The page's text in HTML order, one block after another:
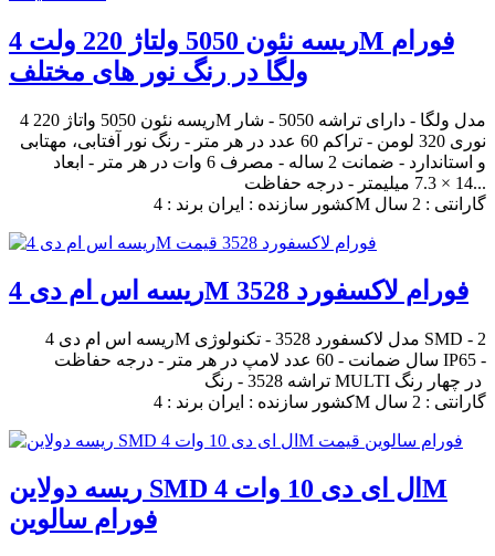
ریسه نئون 5050 ولتاژ 220 ولت 4M فورام
ولگا در رنگ نور های مختلف
ریسه نئون 5050 واتاژ 220 4M مدل ولگا - دارای تراشه 5050 - شار
نوری 320 لومن - تراکم 60 عدد در هر متر - رنگ نور آفتابی، مهتابی
و استاندارد - ضمانت 2 ساله - مصرف 6 وات در هر متر - ابعاد
14 × 7.3 میلیمتر - درجه حفاظت...
کشور سازنده : ایران برند : 4M گارانتی : 2 سال
ریسه اس ام دی 4M فورام لاکسفورد 3528
ریسه اس ام دی 4M مدل لاکسفورد 3528 - تکنولوژی SMD - 2
سال ضمانت - 60 عدد لامپ در هر متر - درجه حفاظت IP65 -
کشور سازنده : ایران برند : 4M گارانتی : 2 سال
ریسه دولاین SMD ال ای دی 10 وات 4M
فورام سالوین